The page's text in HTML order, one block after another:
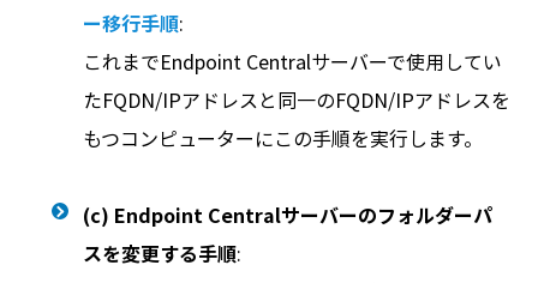
ー移行手順:
これまでEndpoint Centralサーバーで使用してい
たFQDN/IPアドレスと同一のFQDN/IPアドレスを
もつコンピューターにこの手順を実行します。
(c) Endpoint Centralサーバーのフォルダーパ
スを変更する手順: